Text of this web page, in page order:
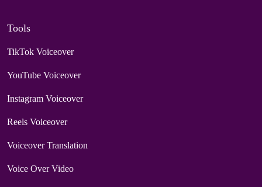
Tools
TikTok Voiceover
YouTube Voiceover
Instagram Voiceover
Reels Voiceover
Voiceover Translation
Voice Over Video